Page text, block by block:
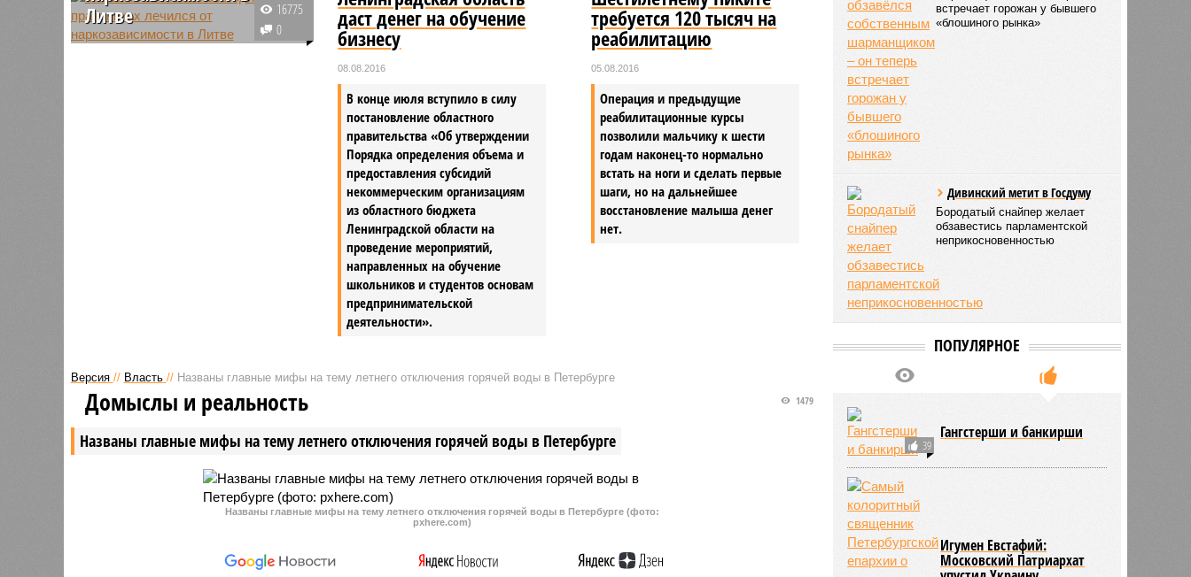
Литве
Депутат петербургского Закса
16775
0
даст денег на обучение
бизнесу
08.08.2016
В конце июля вступило в силу
постановление областного
правительства «Об утверждении
Порядка определения объема и
предоставления субсидий
некоммерческим организациям
из областного бюджета
Ленинградской области на
проведение мероприятий,
направленных на обучение
школьников и студентов основам
предпринимательской
деятельности».
требуется 120 тысяч на
реабилитацию
05.08.2016
Операция и предыдущие
реабилитационные курсы
позволили мальчику к шести
годам наконец-то нормально
встать на ноги и сделать первые
шаги, но на дальнейшее
восстановление малыша денег
нет.
Версия // Власть // Названы главные мифы на тему летнего отключения горячей воды в Петербурге
Названы главные мифы на тему летнего отключения горячей воды в Петербурге
1479
Домыслы и реальность
Названы главные мифы на тему летнего отключения горячей воды в Петербурге (фото:
pxhere.com)
встречает горожан у бывшего
«блошиного рынка»
Дивинский метит в Госдуму
Бородатый снайпер желает
обзавестись парламентской
неприкосновенностью
ПОПУЛЯРНОЕ
39
Гангстерши и банкирши
Игумен Евстафий:
Московский Патриархат